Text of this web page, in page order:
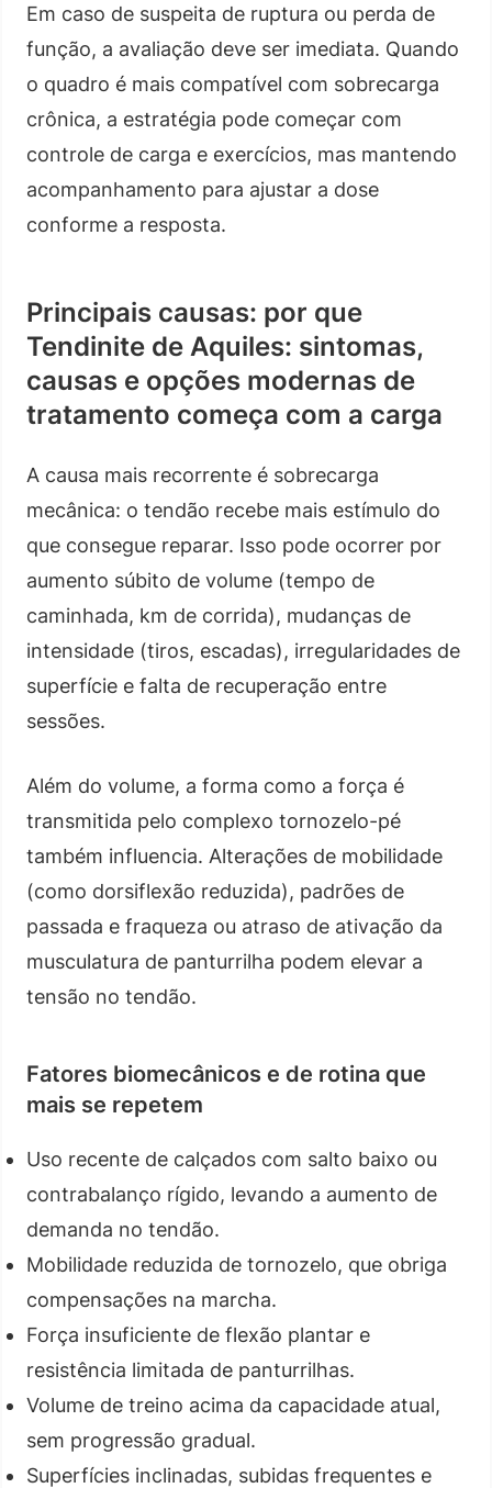
Em caso de suspeita de ruptura ou perda de
função, a avaliação deve ser imediata. Quando
o quadro é mais compatível com sobrecarga
crônica, a estratégia pode começar com
controle de carga e exercícios, mas mantendo
acompanhamento para ajustar a dose
conforme a resposta.
Principais causas: por que
Tendinite de Aquiles: sintomas,
causas e opções modernas de
tratamento começa com a carga
A causa mais recorrente é sobrecarga
mecânica: o tendão recebe mais estímulo do
que consegue reparar. Isso pode ocorrer por
aumento súbito de volume (tempo de
caminhada, km de corrida), mudanças de
intensidade (tiros, escadas), irregularidades de
superfície e falta de recuperação entre
sessões.
Além do volume, a forma como a força é
transmitida pelo complexo tornozelo-pé
também influencia. Alterações de mobilidade
(como dorsiflexão reduzida), padrões de
passada e fraqueza ou atraso de ativação da
musculatura de panturrilha podem elevar a
tensão no tendão.
Fatores biomecânicos e de rotina que
mais se repetem
Uso recente de calçados com salto baixo ou
contrabalanço rígido, levando a aumento de
demanda no tendão.
Mobilidade reduzida de tornozelo, que obriga
compensações na marcha.
Força insuficiente de flexão plantar e
resistência limitada de panturrilhas.
Volume de treino acima da capacidade atual,
sem progressão gradual.
Superfícies inclinadas, subidas frequentes e